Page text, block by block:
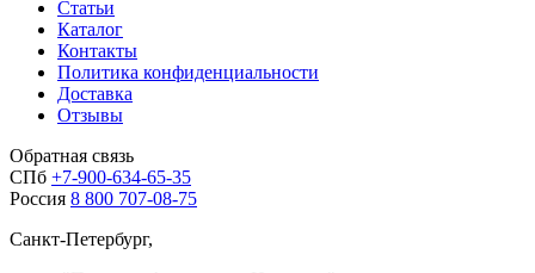
Статьи
Каталог
Контакты
Политика конфиденциальности
Доставка
Отзывы
Обратная связь
СПб +7-900-634-65-35
Россия 8 800 707-08-75
Санкт-Петербург,